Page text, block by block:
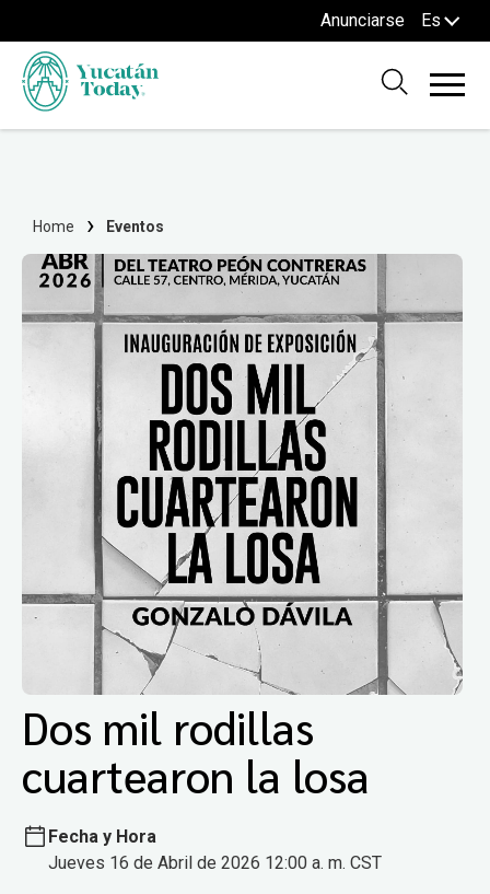
Anunciarse Es
Home Eventos
Dos mil rodillas
cuartearon la losa
Fecha y Hora
Jueves 16 de Abril de 2026 12:00 a. m. CST